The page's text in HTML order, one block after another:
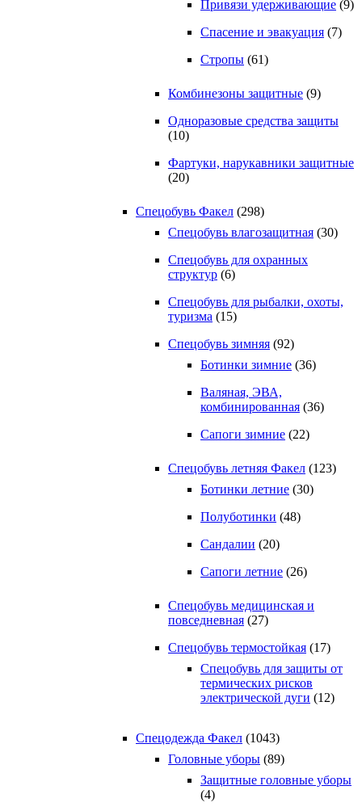
Привязи удерживающие (9)
Спасение и эвакуация (7)
Стропы (61)
Комбинезоны защитные (9)
Одноразовые средства защиты
(10)
Фартуки, нарукавники защитные
(20)
Спецобувь Факел (298)
Спецобувь влагозащитная (30)
Спецобувь для охранных
структур (6)
Спецобувь для рыбалки, охоты,
туризма (15)
Спецобувь зимняя (92)
Ботинки зимние (36)
Валяная, ЭВА,
комбинированная (36)
Сапоги зимние (22)
Спецобувь летняя Факел (123)
Ботинки летние (30)
Полуботинки (48)
Сандалии (20)
Сапоги летние (26)
Спецобувь медицинская и
повседневная (27)
Спецобувь термостойкая (17)
Спецобувь для защиты от
термических рисков
электрической дуги (12)
Спецодежда Факел (1043)
Головные уборы (89)
Защитные головные уборы
(4)